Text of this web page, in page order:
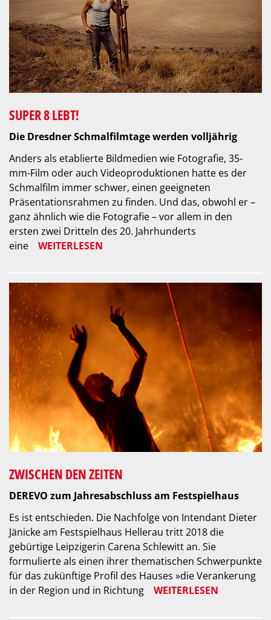
SUPER 8 LEBT!
Die Dresdner Schmalfilmtage werden volljährig
Anders als etablierte Bildmedien wie Fotografie, 35-
mm-Film oder auch Videoproduktionen hatte es der
Schmalfilm immer schwer, einen geeigneten
Präsentationsrahmen zu finden. Und das, obwohl er –
ganz ähnlich wie die Fotografie – vor allem in den
ersten zwei Dritteln des 20. Jahrhunderts
eine
WEITERLESEN
ZWISCHEN DEN ZEITEN
DEREVO zum Jahresabschluss am Festspielhaus
Es ist entschieden. Die Nachfolge von Intendant Dieter
Jänicke am Festspielhaus Hellerau tritt 2018 die
gebürtige Leipzigerin Carena Schlewitt an. Sie
formulierte als einen ihrer thematischen Schwerpunkte
für das zukünftige Profil des Hauses »die Verankerung
in der Region und in Richtung
WEITERLESEN